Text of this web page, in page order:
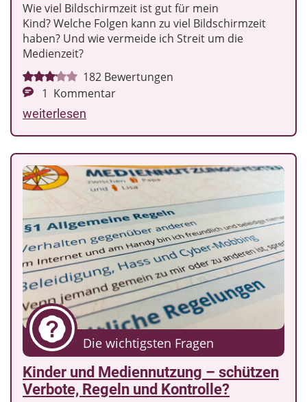
Wie viel Bildschirmzeit ist gut für mein
Kind? Welche Folgen kann zu viel Bildschirmzeit
haben? Und wie vermeide ich Streit um die
Medienzeit?
182 Bewertungen
1 Kommentar
weiterlesen
Die wichtigsten Fragen
Kinder und Mediennutzung – schützen
Verbote, Regeln und Kontrolle?